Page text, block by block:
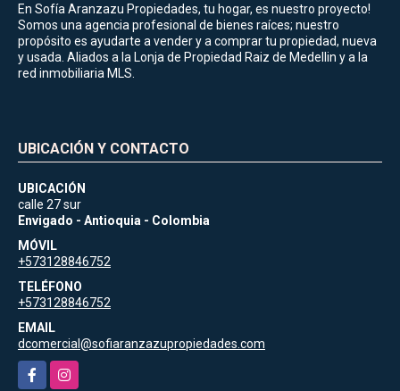
En Sofía Aranzazu Propiedades, tu hogar, es nuestro proyecto!
Somos una agencia profesional de bienes raíces; nuestro
propósito es ayudarte a vender y a comprar tu propiedad, nueva
y usada. Aliados a la Lonja de Propiedad Raiz de Medellin y a la
red inmobiliaria MLS.
UBICACIÓN Y CONTACTO
UBICACIÓN
calle 27 sur
Envigado - Antioquia - Colombia
MÓVIL
+573128846752
TELÉFONO
+573128846752
EMAIL
dcomercial@sofiaranzazupropiedades.com
FacebookInstagram